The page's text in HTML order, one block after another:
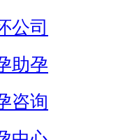
公司
助孕
咨询